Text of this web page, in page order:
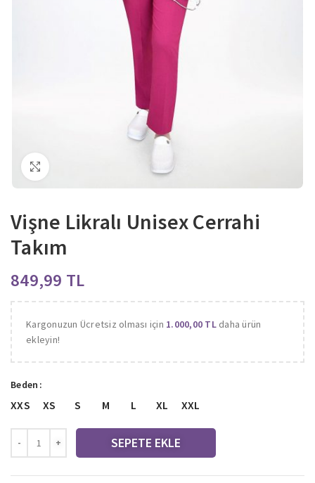
Vişne Likralı Unisex Cerrahi
Takım
TL
Kargonuzun Ücretsiz olması için 1.000,00 TLdaha ürün
ekleyin!
Beden
XXS XS S M L XL XXL
SEPETE EKLE